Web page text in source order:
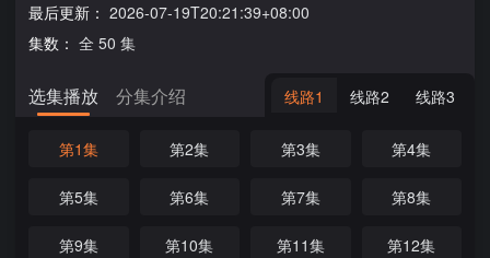
最后更新： 2026-07-19T20:21:39+08:00
集数： 全 50 集
选集播放 分集介绍 线路1 线路2 线路3
第1集 第2集 第3集 第4集
第5集 第6集 第7集 第8集
第9集 第10集 第11集 第12集